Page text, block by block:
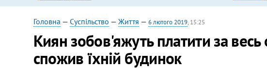
Головна — Суспільство — Життя — 6 лютого 2019, 15:25
Киян зобов'яжуть платити за весь
спожив їхній будинок